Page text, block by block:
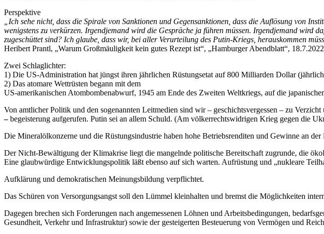
Perspektive
„Ich sehe nicht, dass die Spirale von Sanktionen und Gegensanktionen, dass die Auflösung von
wenigstens zu verkürzen. Irgendjemand wird die Gespräche ja führen müssen. Irgendjemand wird
zugeschüttet sind? Ich glaube, dass wir, bei aller Verurteilung des Putin-Kriegs, herauskommen
Heribert Prantl, „Warum Großmäuligkeit kein gutes Rezept ist“, „Hamburger Abendblatt“,
Zwei Schlaglichter:
1) Die US-Administration hat jüngst ihren jährlichen Rüstungsetat auf 800 Milliarden Dollar
2) Das atomare Wettrüsten begann mit dem
US-amerikanischen Atombombenabwurf, 1945 am Ende des Zweiten Weltkriegs, auf die
Von amtlicher Politik und den sogenannten Leitmedien sind wir – geschichtsvergessen – zu
–begeisterung aufgerufen. Putin sei an allem Schuld. (Am völkerrechtswidrigen Krieg gegen die
Die Mineralölkonzerne und die Rüstungsindustrie haben hohe Betriebsrenditen und Gewinne an der
Der Nicht-Bewältigung der Klimakrise liegt die mangelnde politische Bereitschaft zugrunde, die
Eine glaubwürdige Entwicklungspolitik läßt ebenso auf sich warten. Aufrüstung und „nukleare
Aufklärung und demokratischen Meinungsbildung verpflichtet.
Das Schüren von Versorgungsangst soll den Lümmel kleinhalten und bremst die Möglichkeiten
Dagegen brechen sich Forderungen nach angemessenen Löhnen und Arbeitsbedingungen,
Gesundheit, Verkehr und Infrastruktur) sowie der gesteigerten Besteuerung von Vermögen und